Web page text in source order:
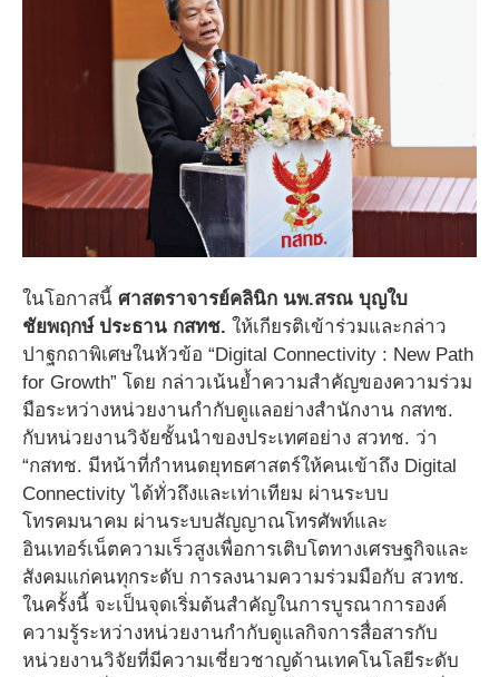
ในโอกาสนี้ ศาสตราจารย์คลินิก นพ.สรณ บุญใบ
ชัยพฤกษ์ ประธาน กสทช. ให้เกียรติเข้าร่วมและกล่าว
ปาฐกถาพิเศษในหัวข้อ “Digital Connectivity : New Path
for Growth” โดย กล่าวเน้นย้ำความสำคัญของความร่วม
มือระหว่างหน่วยงานกำกับดูแลอย่างสำนักงาน กสทช.
กับหน่วยงานวิจัยชั้นนำของประเทศอย่าง สวทช. ว่า
“กสทช. มีหน้าที่กำหนดยุทธศาสตร์ให้คนเข้าถึง Digital
Connectivity ได้ทั่วถึงและเท่าเทียม ผ่านระบบ
โทรคมนาคม ผ่านระบบสัญญาณโทรศัพท์และ
อินเทอร์เน็ตความเร็วสูงเพื่อการเติบโตทางเศรษฐกิจและ
สังคมแก่คนทุกระดับ การลงนามความร่วมมือกับ สวทช.
ในครั้งนี้ จะเป็นจุดเริ่มต้นสำคัญในการบูรณาการองค์
ความรู้ระหว่างหน่วยงานกำกับดูแลกิจการสื่อสารกับ
หน่วยงานวิจัยที่มีความเชี่ยวชาญด้านเทคโนโลยีระดับ